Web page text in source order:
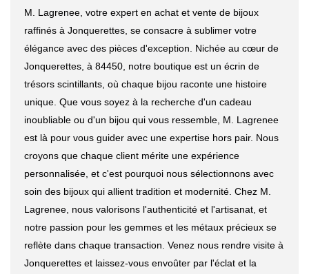
M. Lagrenee, votre expert en achat et vente de bijoux
raffinés à Jonquerettes, se consacre à sublimer votre
élégance avec des pièces d'exception. Nichée au cœur de
Jonquerettes, à 84450, notre boutique est un écrin de
trésors scintillants, où chaque bijou raconte une histoire
unique. Que vous soyez à la recherche d'un cadeau
inoubliable ou d'un bijou qui vous ressemble, M. Lagrenee
est là pour vous guider avec une expertise hors pair. Nous
croyons que chaque client mérite une expérience
personnalisée, et c'est pourquoi nous sélectionnons avec
soin des bijoux qui allient tradition et modernité. Chez M.
Lagrenee, nous valorisons l'authenticité et l'artisanat, et
notre passion pour les gemmes et les métaux précieux se
reflète dans chaque transaction. Venez nous rendre visite à
Jonquerettes et laissez-vous envoûter par l'éclat et la